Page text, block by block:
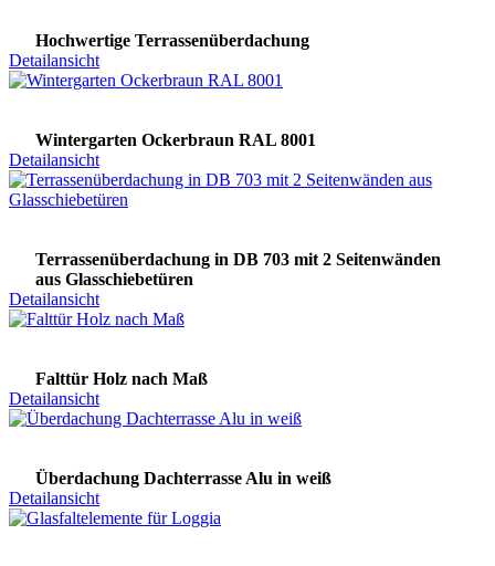
Hochwertige Terrassenüberdachung
Detailansicht
Wintergarten Ockerbraun RAL 8001
Detailansicht
Terrassenüberdachung in DB 703 mit 2 Seitenwänden
aus Glasschiebetüren
Detailansicht
Falttür Holz nach Maß
Detailansicht
Überdachung Dachterrasse Alu in weiß
Detailansicht